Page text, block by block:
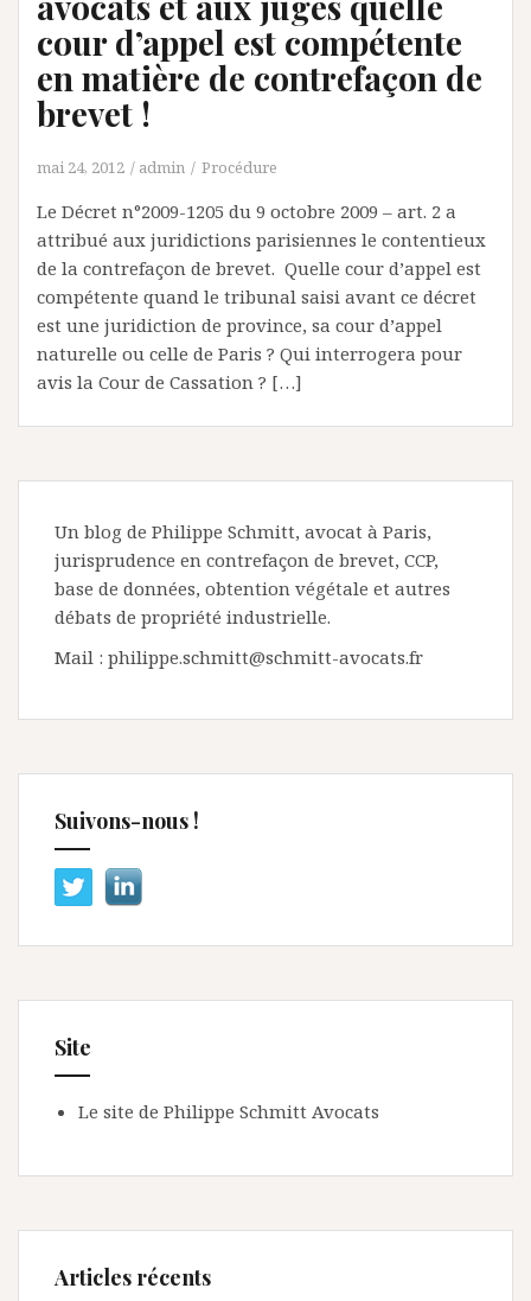
cour d’appel est compétente
en matière de contrefaçon de
brevet !
mai 24, 2012 admin Procédure
Le Décret n°2009-1205 du 9 octobre 2009 – art. 2 a
attribué aux juridictions parisiennes le contentieux
de la contrefaçon de brevet. Quelle cour d’appel est
compétente quand le tribunal saisi avant ce décret
est une juridiction de province, sa cour d’appel
naturelle ou celle de Paris ? Qui interrogera pour
avis la Cour de Cassation ? […]
Un blog de Philippe Schmitt, avocat à Paris,
jurisprudence en contrefaçon de brevet, CCP,
base de données, obtention végétale et autres
débats de propriété industrielle.
Mail : philippe.schmitt@schmitt-avocats.fr
Suivons-nous !
Site
Le site de Philippe Schmitt Avocats
Articles récents